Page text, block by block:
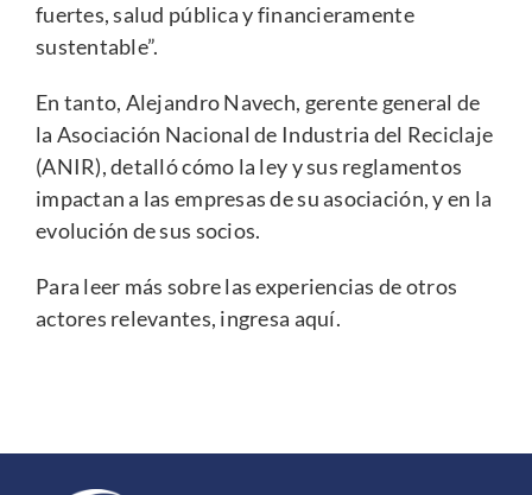
fuertes, salud pública y financieramente
sustentable”.
En tanto, Alejandro Navech, gerente general de
la Asociación Nacional de Industria del Reciclaje
(ANIR), detalló cómo la ley y sus reglamentos
impactan a las empresas de su asociación, y en la
evolución de sus socios.
Para leer más sobre las experiencias de otros
actores relevantes, ingresa aquí.